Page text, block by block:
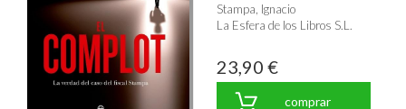
Stampa, Ignacio
La Esfera de los Libros S.L.
23,90 €
comprar